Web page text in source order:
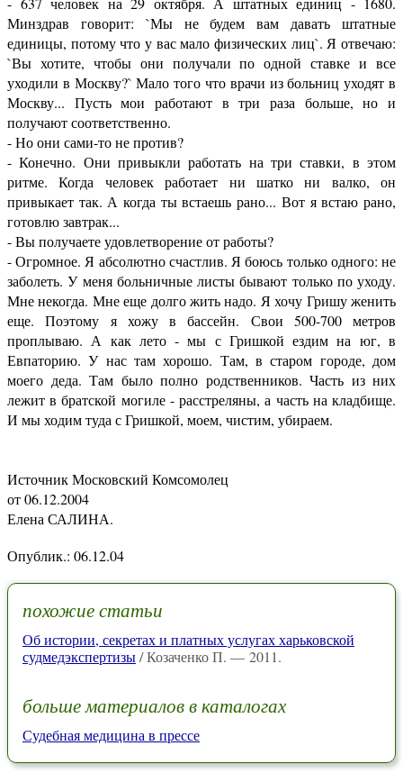
Минздрав говорит: `Мы не будем вам давать штатные
единицы, потому что у вас мало физических лиц`. Я отвечаю:
`Вы хотите, чтобы они получали по одной ставке и все
уходили в Москву?` Мало того что врачи из больниц уходят в
Москву... Пусть мои работают в три раза больше, но и
получают соответственно.
- Но они сами-то не против?
- Конечно. Они привыкли работать на три ставки, в этом
ритме. Когда человек работает ни шатко ни валко, он
привыкает так. А когда ты встаешь рано... Вот я встаю рано,
готовлю завтрак...
- Вы получаете удовлетворение от работы?
- Огромное. Я абсолютно счастлив. Я боюсь только одного: не
заболеть. У меня больничные листы бывают только по уходу.
Мне некогда. Мне еще долго жить надо. Я хочу Гришу женить
еще. Поэтому я хожу в бассейн. Свои 500-700 метров
проплываю. А как лето - мы с Гришкой ездим на юг, в
Евпаторию. У нас там хорошо. Там, в старом городе, дом
моего деда. Там было полно родственников. Часть из них
лежит в братской могиле - расстреляны, а часть на кладбище.
И мы ходим туда с Гришкой, моем, чистим, убираем.
Источник Московский Комсомолец
от 06.12.2004
Елена САЛИНА.
Опублик.: 06.12.04
похожие статьи
Об истории, секретах и платных услугах харьковской
судмедэкспертизы/ Козаченко П. — 2011.
больше материалов в каталогах
Судебная медицина в прессе